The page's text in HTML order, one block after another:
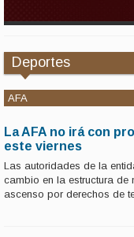
Deportes
AFA
La AFA no irá con
este viernes
Las autoridades de la
cambio en la estructura de
ascenso por derechos de